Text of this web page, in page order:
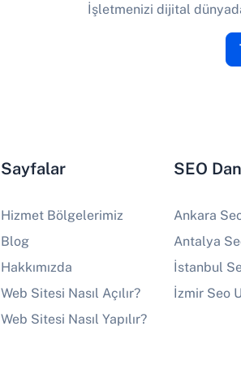
İşletmenizi dijital
Sayfalar
Hizmet Bölgelerimiz
Blog
Hakkımızda
Web Sitesi Nasıl Açılır?
Web Sitesi Nasıl Yapılır?
SEO
Ankara
Antalya
İstanbul
İzmir Seo